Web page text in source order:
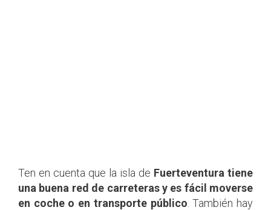
Ten en cuenta que la isla de Fuerteventura tiene
una buena red de carreteras y es fácil moverse
en coche o en transporte público . También hay